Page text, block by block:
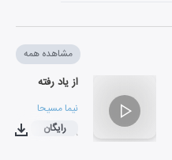
مشاهده همه
از یاد رفته
نیما مسیحا
۰۳:۱۸رایگان